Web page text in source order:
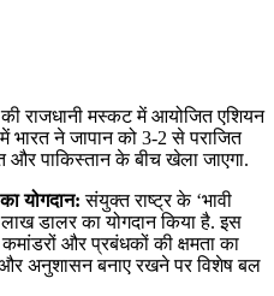
राजधानी मस्कट में आयोजित एशियन
भारत ने जापान को 3-2 से पराजित
और पाकिस्तान के बीच खेला जाएगा.
योगदान: संयुक्त राष्‍ट्र के ‘भावी
डालर का योगदान किया है. इस
और प्रबंधकों की क्षमता का
अनुशासन बनाए रखने पर विशेष बल